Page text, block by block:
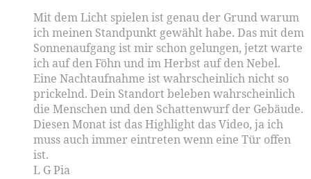
Mit dem Licht spielen ist genau der Grund warum
ich meinen Standpunkt gewählt habe. Das mit dem
Sonnenaufgang ist mir schon gelungen, jetzt warte
ich auf den Föhn und im Herbst auf den Nebel.
Eine Nachtaufnahme ist wahrscheinlich nicht so
prickelnd. Dein Standort beleben wahrscheinlich
die Menschen und den Schattenwurf der Gebäude.
Diesen Monat ist das Highlight das Video, ja ich
muss auch immer eintreten wenn eine Tür offen
ist.
L G Pia